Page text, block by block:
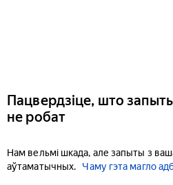
Пацвердзіце, што
не робат
Нам вельмі шкада, але запыты з
аўтаматычных.
Чаму гэта магло